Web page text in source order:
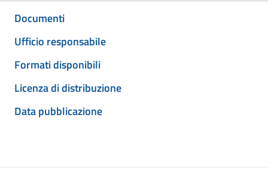
Documenti
Ufficio responsabile
Formati disponibili
Licenza di distribuzione
Data pubblicazione